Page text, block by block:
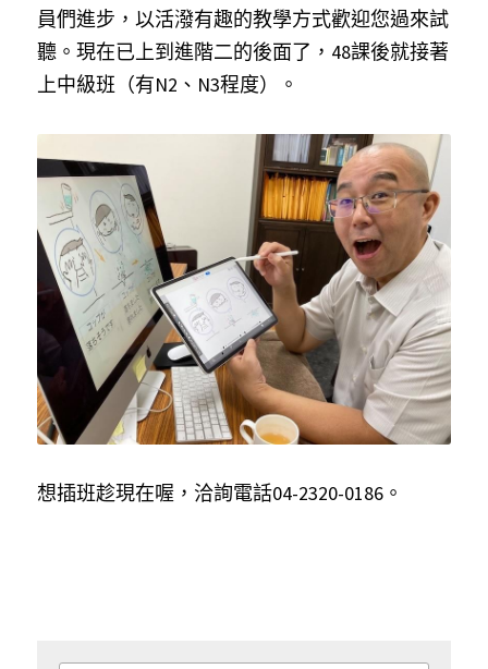
員們進步，以活潑有趣的教學方式歡迎您過來試
聽。現在已上到進階二的後面了，48課後就接著
上中級班（有N2、N3程度）。
想插班趁現在喔，洽詢電話04-2320-0186。